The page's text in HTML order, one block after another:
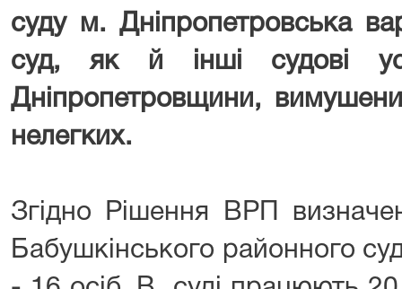
суду м. Дніпропетровська
суд, як й інші судові
Дніпропетровщини,
нелегких.
Згідно Рішення ВРП
Бабушкінського районного